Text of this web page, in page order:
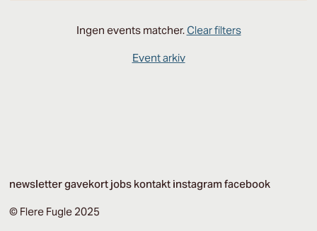
Ingen events matcher.Clear filters
Event arkiv
newslettergavekort jobs kontakt instagram facebook
© Flere Fugle 2025